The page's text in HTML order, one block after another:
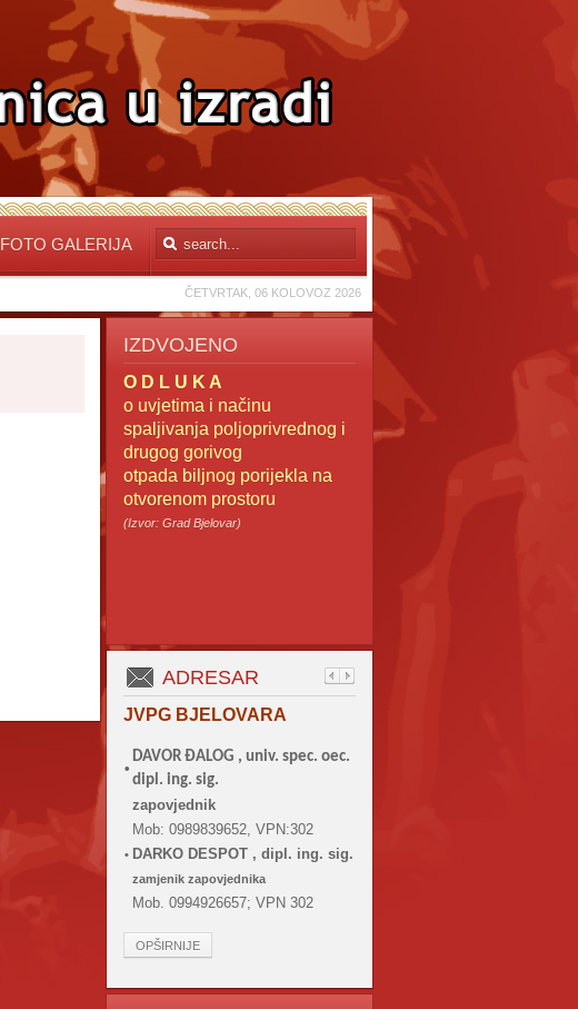
FOTO GALERIJA
ČETVRTAK, 06 KOLOVOZ 2026
IZDVOJENO
O D L U K A
o uvjetima i načinu
spaljivanja poljoprivrednog i
drugog gorivog
otpada biljnog porijekla na
otvorenom prostoru
(Izvor: Grad Bjelovar)
ADRESAR
JVPG BJELOVARA
•
DAVOR ĐALOG , univ. spec. oec.
dipl. ing. sig.
zapovjednik
Mob: 0989839652, VPN:302
• DARKO DESPOT , dipl. ing. sig.
zamjenik zapovjednika
Mob. 0994926657; VPN 302
OPŠIRNIJE